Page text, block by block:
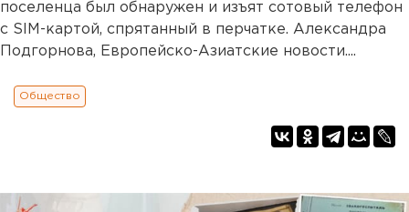
поселенца был обнаружен и изъят сотовый телефон
с SIM-картой, спрятанный в перчатке. Александра
Подгорнова, Европейско-Азиатские новости....
Общество